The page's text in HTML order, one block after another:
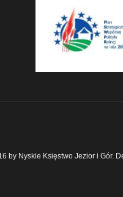
by Nyskie Księstwo Jezior i Gór.